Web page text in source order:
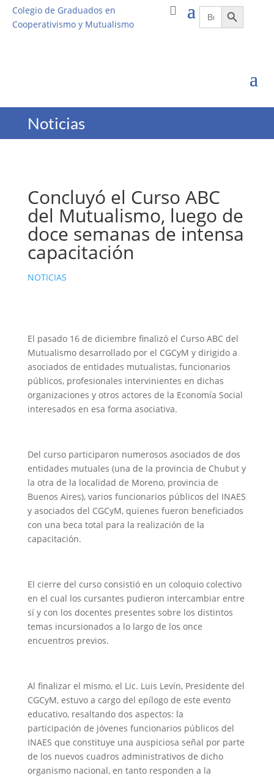
Colegio de Graduados en
Cooperativismo y Mutualismo
Buscar:Botón de búsqueda
Noticias
Concluyó el Curso ABC
del Mutualismo, luego de
doce semanas de intensa
capacitación
NOTICIAS
El pasado 16 de diciembre finalizó el Curso ABC del
Mutualismo desarrollado por el CGCyM y dirigido a
asociados de entidades mutualistas, funcionarios
públicos, profesionales intervinientes en dichas
organizaciones y otros actores de la Economía Social
interesados en esa forma asociativa.
Del curso participaron numerosos asociados de dos
entidades mutuales (una de la provincia de Chubut y
la otra de la localidad de Moreno, provincia de
Buenos Aires), varios funcionarios públicos del INAES
y asociados del CGCyM, quienes fueron beneficiados
con una beca total para la realización de la
capacitación.
El cierre del curso consistió en un coloquio colectivo
en el cual los cursantes pudieron intercambiar entre
sí y con los docentes presentes sobre los distintos
temas incursionados a lo largo de los once
encuentros previos.
Al finalizar el mismo, el Lic. Luis Levín, Presidente del
CGCyM, estuvo a cargo del epílogo de este evento
educativo, resaltando dos aspectos: la
participación de jóvenes funcionarios públicos del
INAES que constituye una auspiciosa señal por parte
de los nuevos cuadros administrativos de dicho
organismo nacional, en tanto responden a la